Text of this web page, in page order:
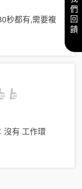
秒都有,需要複
沒有 工作環